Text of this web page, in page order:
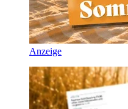
Anzeige